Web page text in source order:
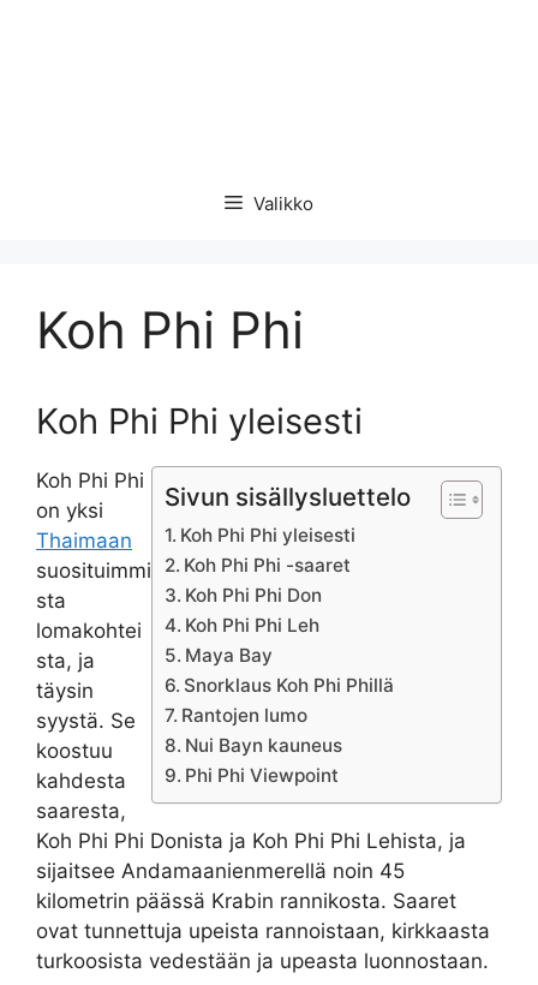
Valikko
Koh Phi Phi
Koh Phi Phi yleisesti
Sivun sisällysluettelo
Koh Phi Phi yleisesti
Koh Phi Phi -saaret
Koh Phi Phi Don
Koh Phi Phi Leh
Maya Bay
Snorklaus Koh Phi Phillä
Rantojen lumo
Nui Bayn kauneus
Phi Phi Viewpoint
Koh Phi Phi
on yksi
Thaimaan
suosituimmi
sta
lomakohtei
sta, ja
täysin
syystä. Se
koostuu
kahdesta
saaresta,
Koh Phi Phi Donista ja Koh Phi Phi Lehista, ja
sijaitsee Andamaanienmerellä noin 45
kilometrin päässä Krabin rannikosta. Saaret
ovat tunnettuja upeista rannoistaan, kirkkaasta
turkoosista vedestään ja upeasta luonnostaan.